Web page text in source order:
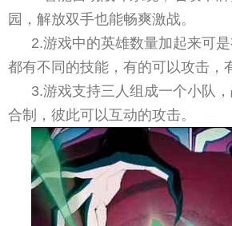
园，解放双手也能畅爽激战。
2.游戏中的英雄数量加起来可
都有不同的技能，有的可以攻击，
3.游戏支持三人组成一个小队
合制，彼此可以互动的攻击。